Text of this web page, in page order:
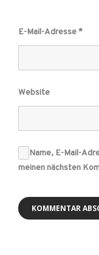
E-Mail-Adresse*
Website
Name, E-Mail-
meinen nächsten